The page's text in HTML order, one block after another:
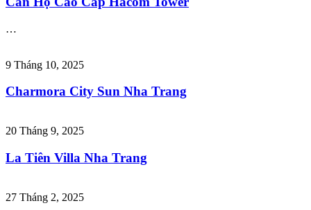
…
9 Tháng 10, 2025
Charmora City Sun Nha Trang
20 Tháng 9, 2025
La Tiên Villa Nha Trang
27 Tháng 2, 2025